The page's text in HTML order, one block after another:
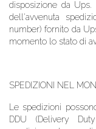
disposizione da
dell'avvenuta
number) fornito da
momento lo stato di
SPEDIZIONI NEL
Le spedizioni
DDU (Delivery